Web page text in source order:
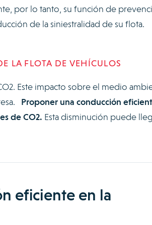
por lo tanto, su función de
de la siniestralidad de su flota.
LA FLOTA DE VEHÍCULOS
Este impacto sobre el medio
Proponer una conducción
de CO2. Esta disminución puede
eficiente en la